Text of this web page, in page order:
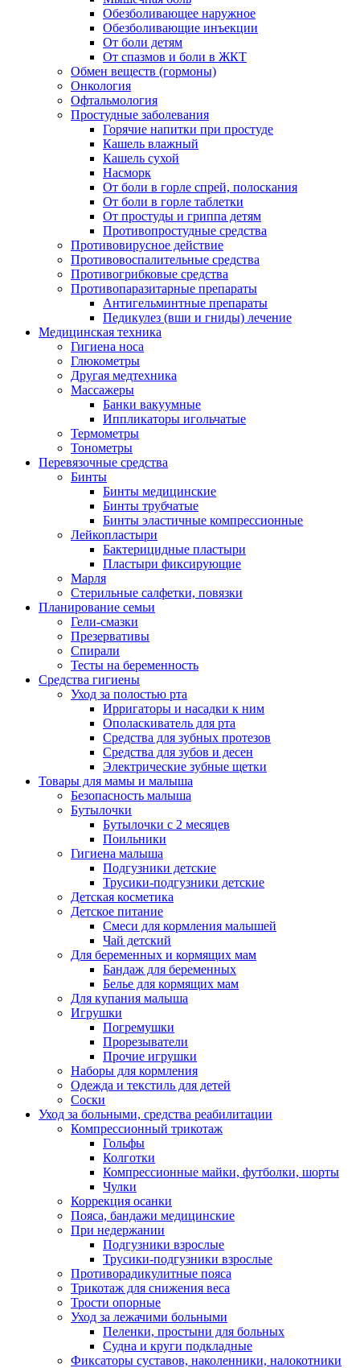
Обезболивающее наружное
Обезболивающие инъекции
От боли детям
От спазмов и боли в ЖКТ
Обмен веществ (гормоны)
Онкология
Офтальмология
Простудные заболевания
Горячие напитки при простуде
Кашель влажный
Кашель сухой
Насморк
От боли в горле спрей, полоскания
От боли в горле таблетки
От простуды и гриппа детям
Противопростудные средства
Противовирусное действие
Противовоспалительные средства
Противогрибковые средства
Противопаразитарные препараты
Антигельминтные препараты
Педикулез (вши и гниды) лечение
Медицинская техника
Гигиена носа
Глюкометры
Другая медтехника
Массажеры
Банки вакуумные
Иппликаторы игольчатые
Термометры
Тонометры
Перевязочные средства
Бинты
Бинты медицинские
Бинты трубчатые
Бинты эластичные компрессионные
Лейкопластыри
Бактерицидные пластыри
Пластыри фиксирующие
Марля
Стерильные салфетки, повязки
Планирование семьи
Гели-смазки
Презервативы
Спирали
Тесты на беременность
Средства гигиены
Уход за полостью рта
Ирригаторы и насадки к ним
Ополаскиватель для рта
Средства для зубных протезов
Средства для зубов и десен
Электрические зубные щетки
Товары для мамы и малыша
Безопасность малыша
Бутылочки
Бутылочки с 2 месяцев
Поильники
Гигиена малыша
Подгузники детские
Трусики-подгузники детские
Детская косметика
Детское питание
Смеси для кормления малышей
Чай детский
Для беременных и кормящих мам
Бандаж для беременных
Белье для кормящих мам
Для купания малыша
Игрушки
Погремушки
Прорезыватели
Прочие игрушки
Наборы для кормления
Одежда и текстиль для детей
Соски
Уход за больными, средства реабилитации
Компрессионный трикотаж
Гольфы
Колготки
Компрессионные майки, футболки, шорты
Чулки
Коррекция осанки
Пояса, бандажи медицинские
При недержании
Подгузники взрослые
Трусики-подгузники взрослые
Противорадикулитные пояса
Трикотаж для снижения веса
Трости опорные
Уход за лежачими больными
Пеленки, простыни для больных
Судна и круги подкладные
Фиксаторы суставов, наколенники, налокотники